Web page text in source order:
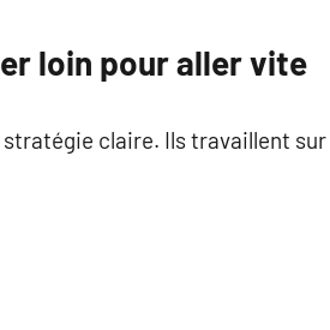
loin pour aller vite
claire. Ils travaillent